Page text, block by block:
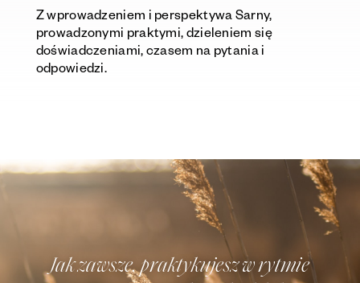
Z wprowadzeniem i perspektywa Sarny,
prowadzonymi praktymi, dzieleniem się
doświadczeniami, czasem na pytania i
odpowiedzi.
Jak zawsze, praktykujesz w rytmie